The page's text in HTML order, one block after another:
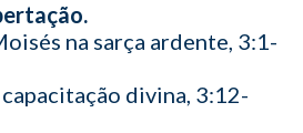
na sarça ardente, 3:1-
capacitação divina, 3:12-